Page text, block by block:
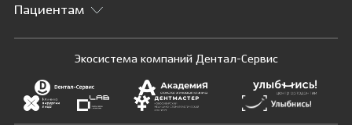
Пациентам
Экосистема компаний Дентал-Сервис